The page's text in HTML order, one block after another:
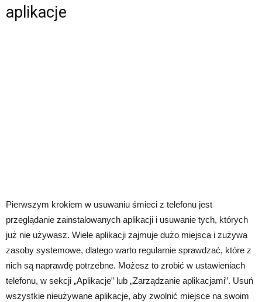
aplikacje
Pierwszym krokiem w usuwaniu śmieci z telefonu jest
przeglądanie zainstalowanych aplikacji i usuwanie tych, których
już nie używasz. Wiele aplikacji zajmuje dużo miejsca i zużywa
zasoby systemowe, dlatego warto regularnie sprawdzać, które z
nich są naprawdę potrzebne. Możesz to zrobić w ustawieniach
telefonu, w sekcji „Aplikacje” lub „Zarządzanie aplikacjami”. Usuń
wszystkie nieużywane aplikacje, aby zwolnić miejsce na swoim